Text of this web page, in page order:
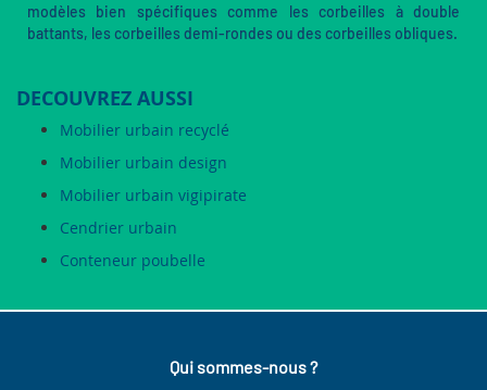
modèles bien spécifiques comme les corbeilles à double
battants, les corbeilles demi-rondes ou des corbeilles obliques.
DECOUVREZ AUSSI
Mobilier urbain recyclé
Mobilier urbain design
Mobilier urbain vigipirate
Cendrier urbain
Conteneur poubelle
Qui sommes-nous ?